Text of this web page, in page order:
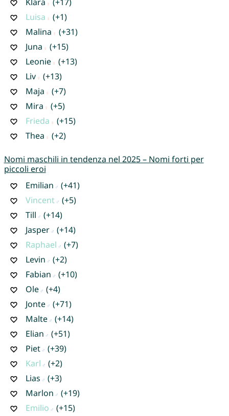
Luisa
(+1)
Malina
(+31)
Juna
(+15)
Leonie
(+13)
Liv
(+13)
Maja
(+7)
Mira
(+5)
Frieda
(+15)
Thea
(+2)
Nomi maschili in tendenza nel 2025 – Nomi forti per
piccoli eroi
Emilian
(+41)
Vincent
(+5)
Till
(+14)
Jasper
(+14)
Raphael
(+7)
Levin
(+2)
Fabian
(+10)
Ole
(+4)
Jonte
(+71)
Malte
(+14)
Elian
(+51)
Piet
(+39)
Karl
(+2)
Lias
(+3)
Marlon
(+19)
Emilio
(+15)